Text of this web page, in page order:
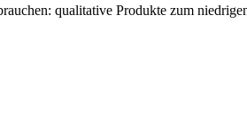
qualitative Produkte zum